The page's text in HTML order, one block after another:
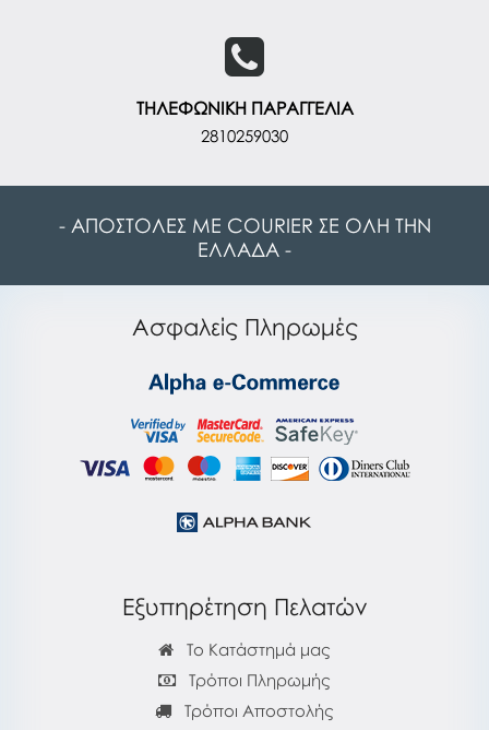
ΤΗΛΕΦΩΝΙΚΗ ΠΑΡΑΓΓΕΛΙΑ
2810259030
- ΑΠΟΣΤΟΛΕΣ ΜΕ COURIER ΣΕ ΟΛΗ ΤΗΝ
ΕΛΛΑΔΑ -
Ασφαλείς Πληρωμές
Εξυπηρέτηση Πελατών
Το Κατάστημά μας
Τρόποι Πληρωμής
Τρόποι Αποστολής